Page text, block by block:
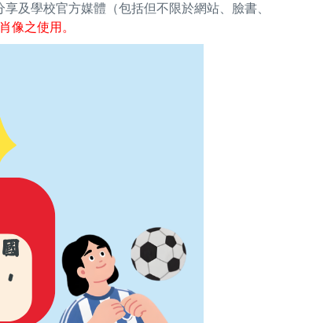
及學校官方媒體（包括但不限於網站、臉書、
像之使用。